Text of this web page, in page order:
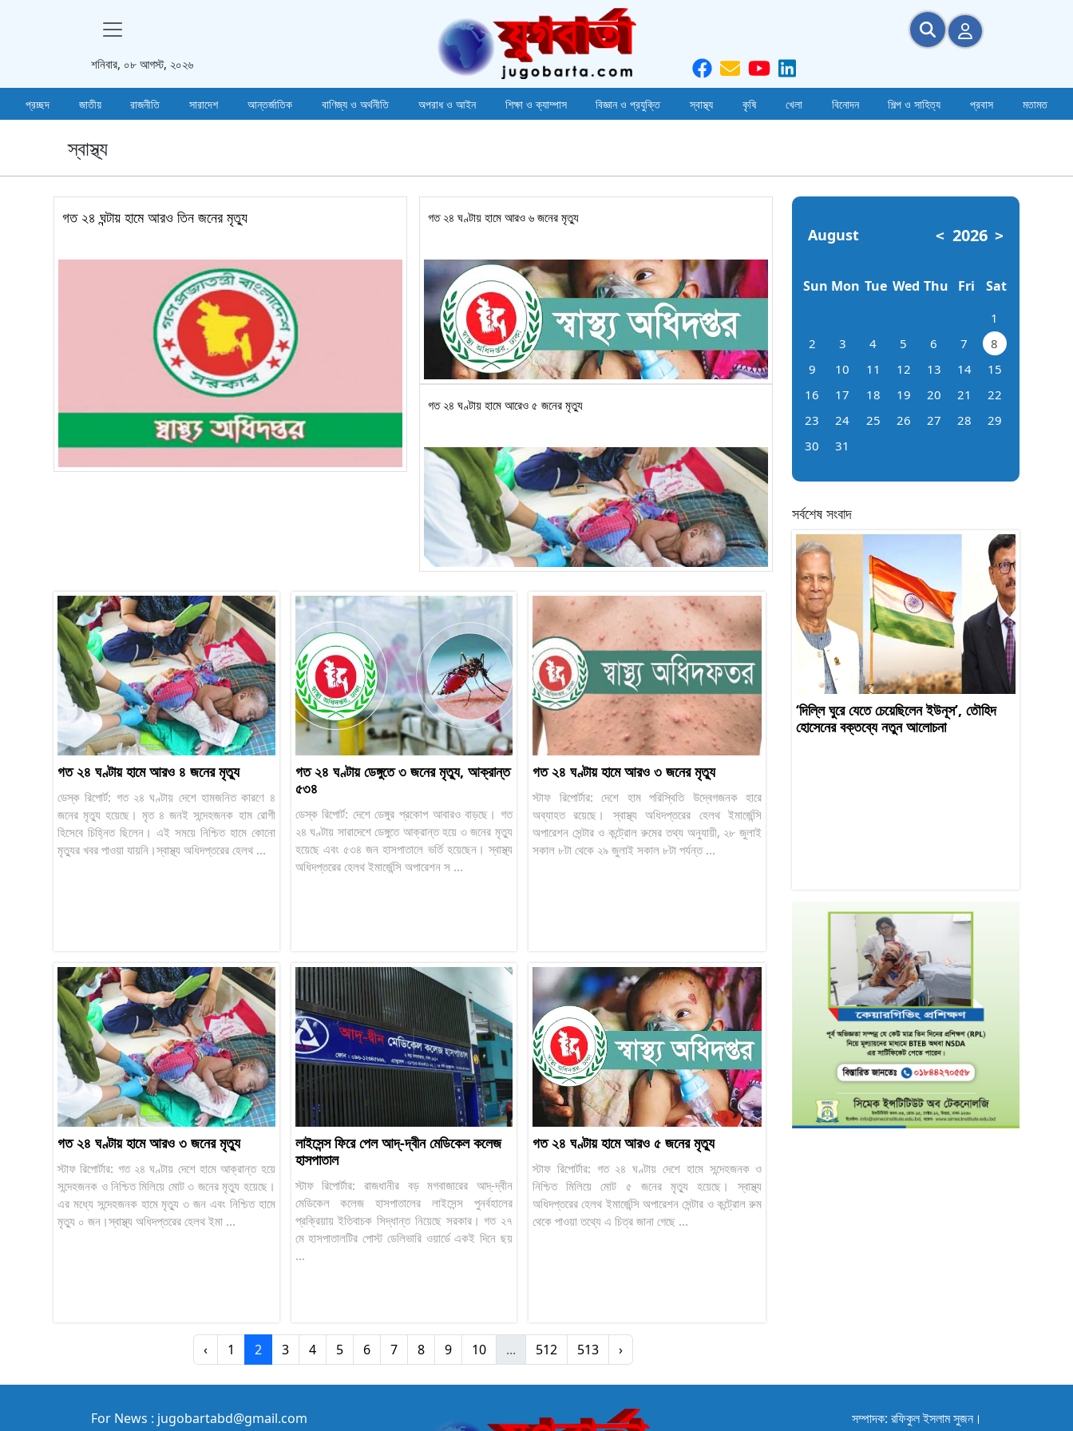
শনিবার, ০৮ আগস্ট, ২০২৬
প্রচ্ছদ জাতীয় রাজনীতি সারাদেশ আন্তর্জাতিক বাণিজ্য ও অর্থনীতি অপরাধ ও আইন শিক্ষা ও ক্যাম্পাস বিজ্ঞান ও প্রযুক্তি স্বাস্থ্য কৃষি খেলা বিনোদন শিল্প ও সাহিত্য প্রবাস মতামত
স্বাস্থ্য
গত ২৪ ঘন্টায় হামে আরও তিন জনের মৃত্যু গত ২৪ ঘণ্টায় হামে আরও ৬ জনের মৃত্যু
গত ২৪ ঘণ্টায় হামে আরেও ৫ জনের মৃত্যু
গত ২৪ ঘণ্টায় হামে আরও ৪ জনের মৃত্যু
ডেস্ক রিপোর্ট: গত ২৪ ঘণ্টায় দেশে হামজনিত কারণে ৪
জনের মৃত্যু হয়েছে। মৃত ৪ জনই সন্দেহজনক হাম রোগী
হিসেবে চিহ্নিত ছিলেন। এই সময়ে নিশ্চিত হামে কোনো
মৃত্যুর খবর পাওয়া যায়নি।স্বাস্থ্য অধিদপ্তরের হেলথ ...
গত ২৪ ঘণ্টায় ডেঙ্গুতে ৩ জনের মৃত্যু, আক্রান্ত
৫৩৪
ডেস্ক রিপোর্ট: দেশে ডেঙ্গুর প্রকোপ আবারও বাড়ছে। গত
২৪ ঘণ্টায় সারাদেশে ডেঙ্গুতে আক্রান্ত হয়ে ৩ জনের মৃত্যু
হয়েছে এবং ৫৩৪ জন হাসপাতালে ভর্তি হয়েছেন। স্বাস্থ্য
অধিদপ্তরের হেলথ ইমার্জেন্সি অপারেশন স ...
গত ২৪ ঘণ্টায় হামে আরও ৩ জনের মৃত্যু
স্টাফ রিপোর্টার: দেশে হাম পরিস্থিতি উদ্বেগজনক হারে
অব্যাহত রয়েছে। স্বাস্থ্য অধিদপ্তরের হেলথ ইমার্জেন্সি
অপারেশন সেন্টার ও কন্ট্রোল রুমের তথ্য অনুযায়ী, ২৮ জুলাই
সকাল ৮টা থেকে ২৯ জুলাই সকাল ৮টা পর্যন্ত ...
গত ২৪ ঘণ্টায় হামে আরও ৩ জনের মৃত্যু
স্টাফ রিপোর্টার: গত ২৪ ঘণ্টায় দেশে হামে আক্রান্ত হয়ে
সন্দেহজনক ও নিশ্চিত মিলিয়ে মোট ৩ জনের মৃত্যু হয়েছে।
এর মধ্যে সন্দেহজনক হামে মৃত্যু ৩ জন এবং নিশ্চিত হামে
মৃত্যু ০ জন।স্বাস্থ্য অধিদপ্তরের হেলথ ইমা ...
লাইসেন্স ফিরে পেল আদ্-দ্বীন মেডিকেল কলেজ
হাসপাতাল
স্টাফ রিপোর্টার: রাজধানীর বড় মগবাজারের আদ্-দ্বীন
মেডিকেল কলেজ হাসপাতালের লাইসেন্স পুনর্বহালের
প্রক্রিয়ায় ইতিবাচক সিদ্ধান্ত নিয়েছে সরকার। গত ২৭
মে হাসপাতালটির পোস্ট ডেলিভারি ওয়ার্ডে একই দিনে ছয়
...
গত ২৪ ঘণ্টায় হামে আরও ৫ জনের মৃত্যু
স্টাফ রিপোর্টার: গত ২৪ ঘণ্টায় দেশে হামে সন্দেহজনক ও
নিশ্চিত মিলিয়ে মোট ৫ জনের মৃত্যু হয়েছে। স্বাস্থ্য
অধিদপ্তরের হেলথ ইমার্জেন্সি অপারেশন সেন্টার ও কন্ট্রোল রুম
থেকে পাওয়া তথ্যে এ চিত্র জানা গেছে ...
‹ 1 2 3 4 5 6 7 8 9 10 ... 512 513 ›
August < 2026 >
Sun Mon Tue Wed Thu Fri Sat
1
2
3 4 5 6 7
8
9
10 11 12 13 14
15
16
17 18 19 20 21
22
23
24 25 26 27 28
29
30
31
সর্বশেষ সংবাদ
‘দিল্লি ঘুরে যেতে চেয়েছিলেন ইউনূস’, তৌহিদ
হোসেনের বক্তব্যে নতুন আলোচনা
For News : jugobartabd@gmail.com সম্পাদক: রফিকুল ইসলাম সুজন।